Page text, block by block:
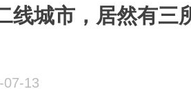
线城市，居然有三
07-13